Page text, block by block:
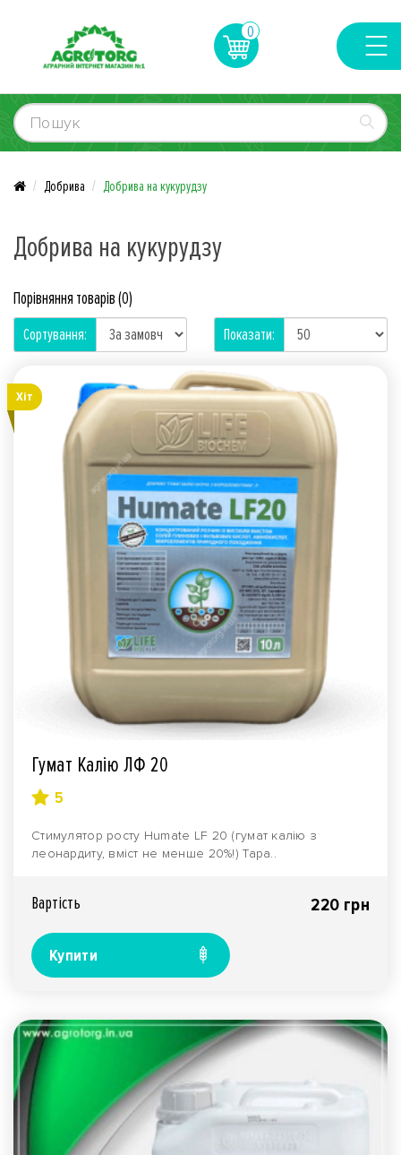
0
Добрива Добрива на кукурудзу
Добрива на кукурудзу
Порівняння товарів (0)
Сортування: Показати:
Хiт
Гумат Калію ЛФ 20
5
Стимулятор росту Humate LF 20 (гумат калію з
леонардиту, вміст не менше 20%!) Тара..
Вартiсть 220 грн
Купити